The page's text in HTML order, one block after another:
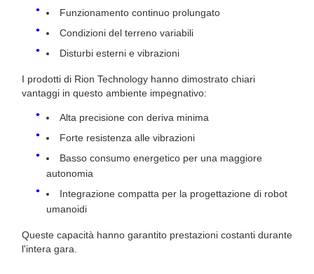
Funzionamento continuo prolungato
Condizioni del terreno variabili
Disturbi esterni e vibrazioni
I prodotti di Rion Technology hanno dimostrato chiari
vantaggi in questo ambiente impegnativo:
Alta precisione con deriva minima
Forte resistenza alle vibrazioni
Basso consumo energetico per una maggiore
autonomia
Integrazione compatta per la progettazione di robot
umanoidi
Queste capacità hanno garantito prestazioni costanti durante
l'intera gara.